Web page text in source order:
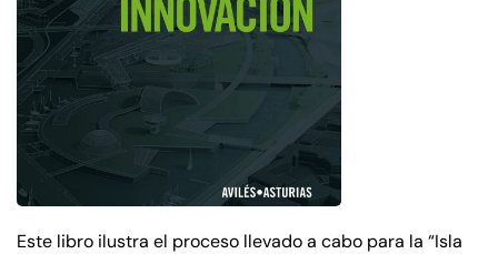
Este libro ilustra el proceso llevado a cabo para la “Isla